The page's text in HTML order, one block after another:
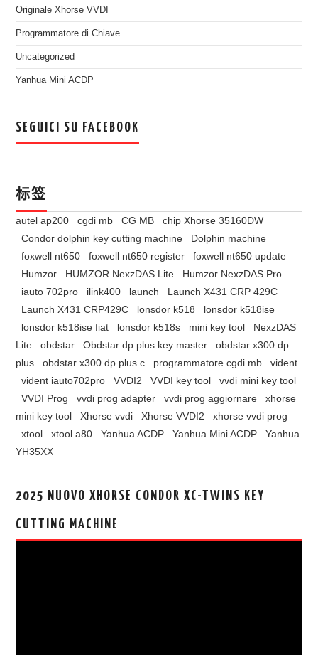
Originale Xhorse VVDI
Programmatore di Chiave
Uncategorized
Yanhua Mini ACDP
SEGUICI SU FACEBOOK
标签
autel ap200 cgdi mb CG MB
chip Xhorse 35160DW
Condor dolphin key cutting machine
Dolphin machine
foxwell nt650
foxwell nt650 register
foxwell nt650 update
Humzor
HUMZOR NexzDAS Lite
Humzor NexzDAS Pro
iauto 702pro
ilink400 launch
Launch X431 CRP 429C
Launch X431 CRP429C
lonsdor k518
lonsdor k518ise
lonsdor k518ise fiat
lonsdor k518s mini key tool
NexzDAS
Lite
obdstar Obdstar dp plus key master
obdstar x300 dp
plus
obdstar x300 dp plus c programmatore cgdi mb
vident
vident iauto702pro
VVDI2 VVDI key tool
vvdi mini key tool
VVDI Prog
vvdi prog adapter vvdi prog aggiornare
xhorse
mini key tool
Xhorse vvdi Xhorse VVDI2
xhorse vvdi prog
xtool
xtool a80 Yanhua ACDP Yanhua Mini ACDP
Yanhua
YH35XX
2025 NUOVO XHORSE CONDOR XC-TWINS KEY
CUTTING MACHINE